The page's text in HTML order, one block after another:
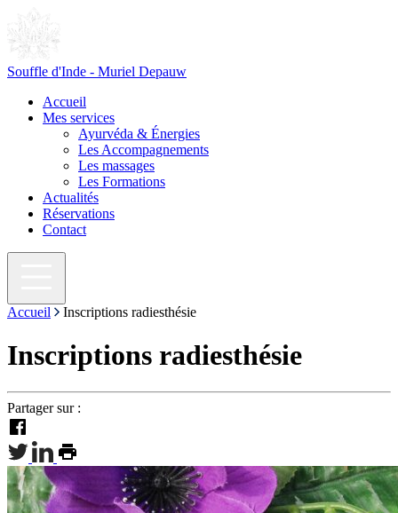
Souffle d'Inde - Muriel Depauw
Accueil
Mes services
Ayurvéda & Énergies
Les Accompagnements
Les massages
Les Formations
Actualités
Réservations
Contact
Accueil Inscriptions radiesthésie
Inscriptions radiesthésie
Partager sur :